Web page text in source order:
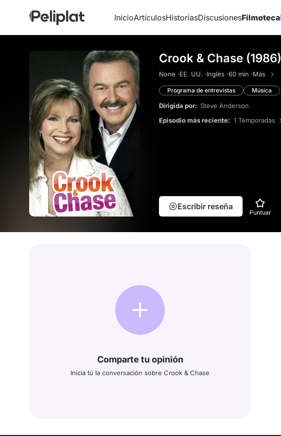
InicioArtículosHistoriasDiscusionesFilmoteca
Crook & Chase (1986)
None ·EE. UU. ·Inglés ·60 min ·Más
Programa de entrevistas Música
Dirigida por: Steve Anderson
Episodio más reciente: 1 Temporadas
Escribir reseña
Puntuar
Comparte tu opinión
Inicia tú la conversación sobre Crook & Chase